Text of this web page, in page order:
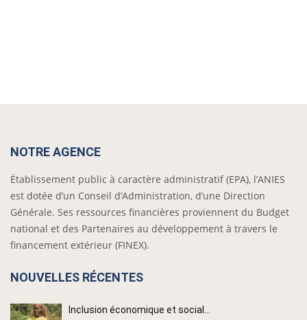
NOTRE AGENCE
Établissement public à caractère administratif (EPA), l’ANIES
est dotée d’un Conseil d’Administration, d’une Direction
Générale. Ses ressources financières proviennent du Budget
national et des Partenaires au développement à travers le
financement extérieur (FINEX).
NOUVELLES RÉCENTES
Inclusion économique et social…